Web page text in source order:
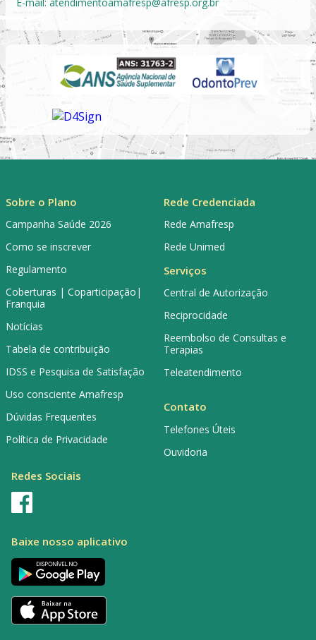
Sobre o Plano
Campanha Saúde 2026
Como se inscrever
Regulamento
Coberturas | Coparticipação|
Franquia
Notícias
Tabela de contribuição
IDSS e Pesquisa de Satisfação
Uso consciente Amafresp
Dúvidas Frequentes
Política de Privacidade
Rede Credenciada
Rede Amafresp
Rede Unimed
Serviços
Central de Autorização
Reciprocidade
Reembolso de Consultas e
Terapias
Teleatendimento
Contato
Telefones Úteis
Ouvidoria
Redes Sociais
Baixe nosso aplicativo